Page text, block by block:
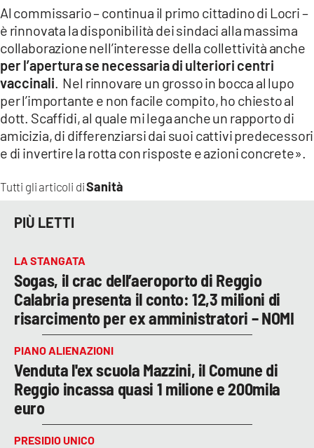
Tutti gli articoli diSanità
Al commissario – continua il primo cittadino di Locri –
è rinnovata la disponibilità dei sindaci alla massima
collaborazione nell’interesse della collettività anche
per l’apertura se necessaria di ulteriori centri
vaccinali . Nel rinnovare un grosso in bocca al lupo
per l’importante e non facile compito, ho chiesto al
dott. Scaffidi, al quale mi lega anche un rapporto di
amicizia, di differenziarsi dai suoi cattivi predecessori
e di invertire la rotta con risposte e azioni concrete».
PIÙ LETTI
LA STANGATA
Sogas, il crac dell’aeroporto di Reggio
Calabria presenta il conto: 12,3 milioni di
risarcimento per ex amministratori – NOMI
PIANO ALIENAZIONI
Venduta l'ex scuola Mazzini, il Comune di
Reggio incassa quasi 1 milione e 200mila
euro
PRESIDIO UNICO